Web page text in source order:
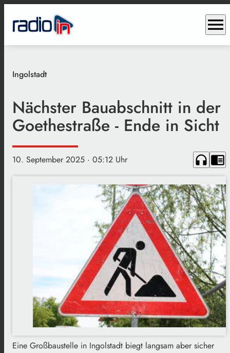
menu
Ingolstadt
Nächster Bauabschnitt in der
Goethestraße - Ende in Sicht
10. September 2025 · 05:12 Uhr headphones chrome_reader_mode
Eine Großbaustelle in Ingolstadt biegt langsam aber sicher